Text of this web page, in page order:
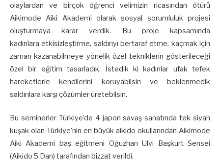
olaylardan ve birçok öğrenci velimizin ricasından ötürü
Aikimode Aiki Akademi olarak sosyal sorumluluk projesi
oluşturmaya karar verdik. Bu proje kapsamında
kadınlara etkisizleştirme, saldırıyı bertaraf etme, kaçmak için
zaman kazanabilmeye yönelik özel tekniklerin gösterileceği
özel bir eğitim tasarladık. İstedik ki kadınlar ufak tefek
hareketlerle kendilerini koruyabilsin ve beklenmedik
saldırılara karşı çözümler üretebilsin.
Bu seminerler Türkiye’de 4 japon savaş sanatında tek siyah
kuşak olan Türkiye’nin en büyük aikido okullarından Aikimode
Aiki Akademi baş eğitmeni Oğuzhan Ulvi Başkurt Sensei
(Aikido 5.Dan) tarafından bizzat verildi.